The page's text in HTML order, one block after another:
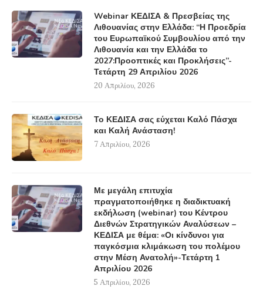
Webinar ΚΕΔΙΣΑ & Πρεσβείας της
Λιθουανίας στην Ελλάδα: “Η Προεδρία
του Ευρωπαϊκού Συμβουλίου από την
Λιθουανία και την Ελλάδα το
2027:Προοπτικές και Προκλήσεις”-
Τετάρτη 29 Απριλίου 2026
20 Απριλίου, 2026
Το ΚΕΔΙΣΑ σας εύχεται Καλό Πάσχα
και Καλή Ανάσταση!
7 Απριλίου, 2026
Με μεγάλη επιτυχία
πραγματοποιήθηκε η διαδικτυακή
εκδήλωση (webinar) του Κέντρου
Διεθνών Στρατηγικών Αναλύσεων –
ΚΕΔΙΣΑ με θέμα: «Οι κίνδυνοι για
παγκόσμια κλιμάκωση του πολέμου
στην Μέση Ανατολή»-Τετάρτη 1
Απριλίου 2026
5 Απριλίου, 2026